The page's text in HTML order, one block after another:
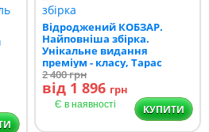
Відроджений КОБЗАР.
Найповніша збірка.
Унікальне видання
преміум - класу, Тарас
Шевченко
2 400грн
від 1 896 грн
Є в наявності КУПИТИ